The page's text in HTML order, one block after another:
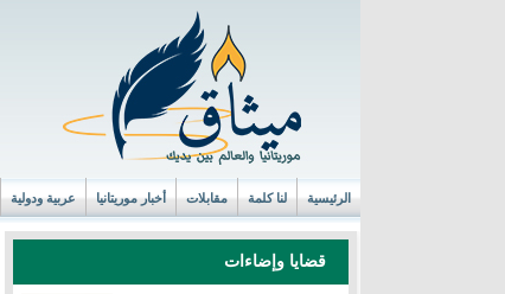
الرئيسية لنا كلمة مقابلات أخبار موريتانيا عربية ودولية
قضايا وإضاءات